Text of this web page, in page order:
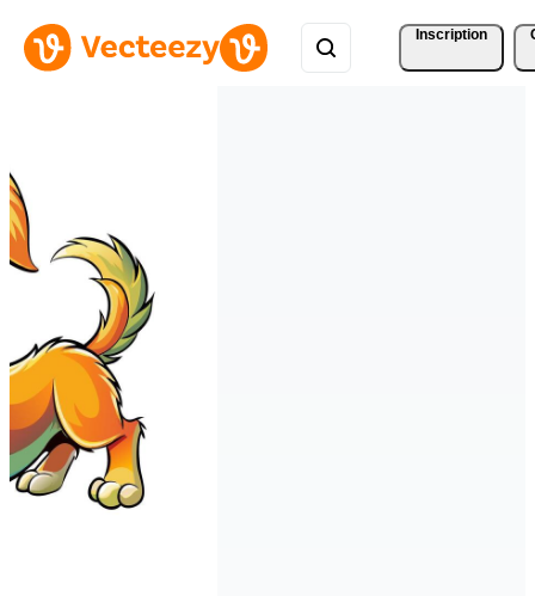
Inscription